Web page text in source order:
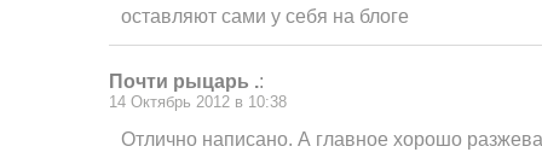
оставляют сами у себя на блоге
Почти рыцарь .:
14 Октябрь 2012 в 10:38
Отлично написано. А главное хорошо